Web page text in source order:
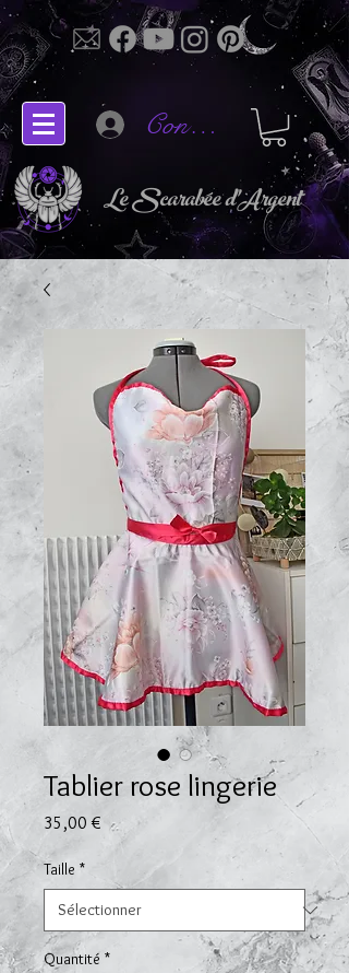
Connectez-vous
Le Scarabée d'Argent
Tablier rose lingerie
35,00 € Prix
Taille *
Quantité *